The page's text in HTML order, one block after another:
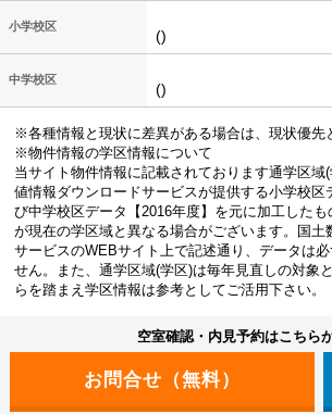
小学校区
()
中学校区
()
※各種情報と現状に差異がある場合は、現状優先
※物件情報の学区情報について
当サイト物件情報に記載されております通学区域
値情報ダウンロードサービスが提供する小学校区
び中学校区データ【2016年度】を元に加工した
が現在の学区域と異なる場合がございます。国土
サービスのWEBサイト上で記述通り、データは
せん。また、通学区域(学区)は毎年見直しの対象
らを踏まえ学区情報は参考としてご活用下さい。
空室確認・内見予約はこちら